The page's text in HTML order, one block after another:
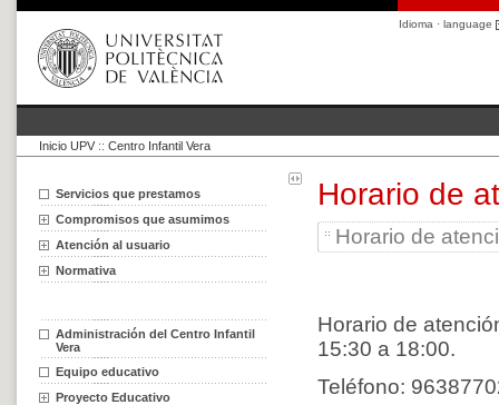
Idioma · language
Inicio UPV :: Centro Infantil Vera
Servicios que prestamos
Compromisos que asumimos
Atención al usuario
Normativa
Administración del Centro Infantil
Vera
Equipo educativo
Proyecto Educativo
Horario de
Horario de
Horario de
15:30 a 18:00.
Teléfono: